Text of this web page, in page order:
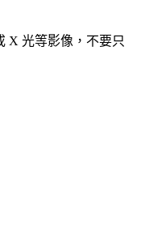
X 光等影像，不要只